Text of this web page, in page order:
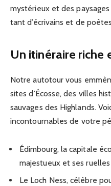
mystérieux et des
tant d’écrivains et de
Un itinéraire riche
Notre autotour vous
sites d’Écosse, des villes
sauvages des Highlands.
incontournables de votre
Édimbourg, la capitale
majestueux et ses
Le Loch Ness, célèbre